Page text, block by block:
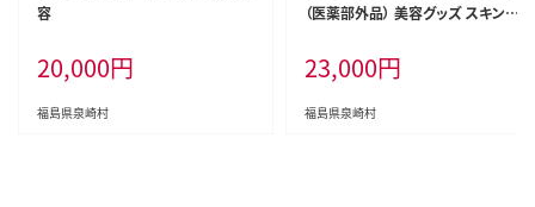
容
20,000円
福島県泉崎村
（医薬部外品） 美容グッズ スキンケ
23,000円
福島県泉崎村